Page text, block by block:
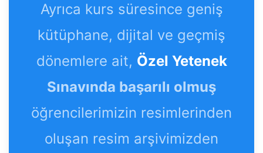
Ayrıca kurs süresince geniş
kütüphane, dijital ve geçmiş
dönemlere ait, Özel Yetenek
Sınavında başarılı olmuş
öğrencilerimizin resimlerinden
oluşan resim arşivimizden